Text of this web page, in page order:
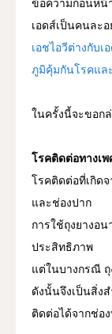
ข้อความก่อนหน้
เอดส์เป็นคนละ
เอชไอวีต่างกับเ
ภูมิคุ้มกันโรคแล
ในครั้งนี้จะขอก
โรคติดต่อทางเ
โรคติดต่อที่เกิด
และช่องปาก
การใช้ถุงยางอ
ประสิทธิภาพ
แต่ในบางกรณี ถุ
ดังนั้นจึงเป็นสิ่ง
ติดต่อได้จากช่อง
languages